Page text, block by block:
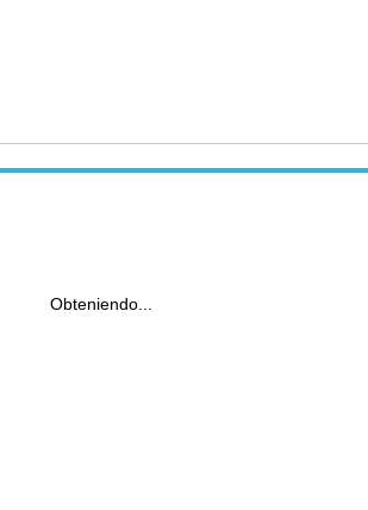
Obteniendo...